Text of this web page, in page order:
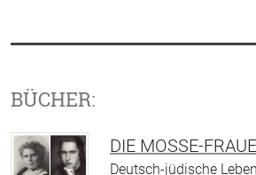
BÜCHER:
DIE MOSSE-
Deutsch-jüdische